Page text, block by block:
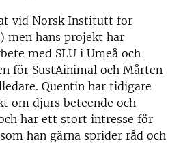
vid Norsk Institutt for
men hans projekt har
med SLU i Umeå och
för SustAinimal och Mårten
Quentin har tidigare
om djurs beteende och
har ett stort intresse för
han gärna sprider råd och